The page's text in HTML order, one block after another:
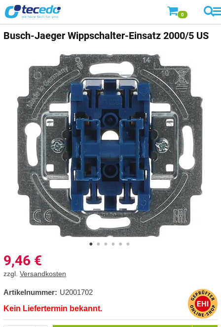
0
Busch-Jaeger Wippschalter-Einsatz 2000/5 US
9,46 €
zzgl. Versandkosten
Artikelnummer: U2001702
Kein Liefertermin bekannt.